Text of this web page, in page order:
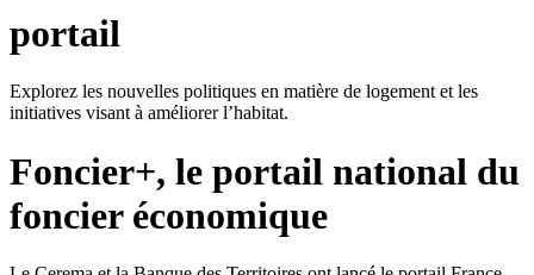
portail
Explorez les nouvelles politiques en matière de logement et les
initiatives visant à améliorer l’habitat.
Foncier+, le portail national du
foncier économique